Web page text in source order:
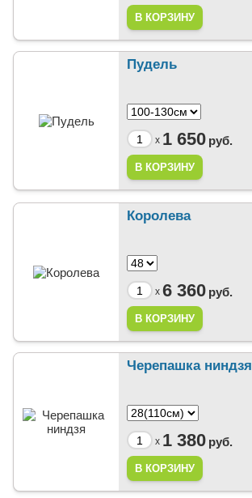
Пудель
x 1 650 руб.
Королева
x 6 360 руб.
Черепашка ниндзя
x 1 380 руб.